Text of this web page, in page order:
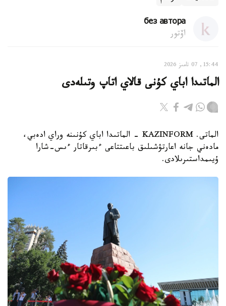
без автора
اۆتور
15:44, 07 تامىز 2026
الماتىدا اباي كۇنى قالاي اتاپ وتىلەدى
الماتى. KAZINFORM - الماتىدا اباي كۇنىنە وراي ادەبي،
مادەني جانە اعارتۋشىلىق باعىتتاعى ءبىرقاتار ءىس-شارا
ۇيىمداستىرىلادى.